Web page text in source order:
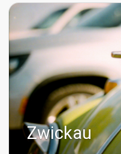
Zwickau